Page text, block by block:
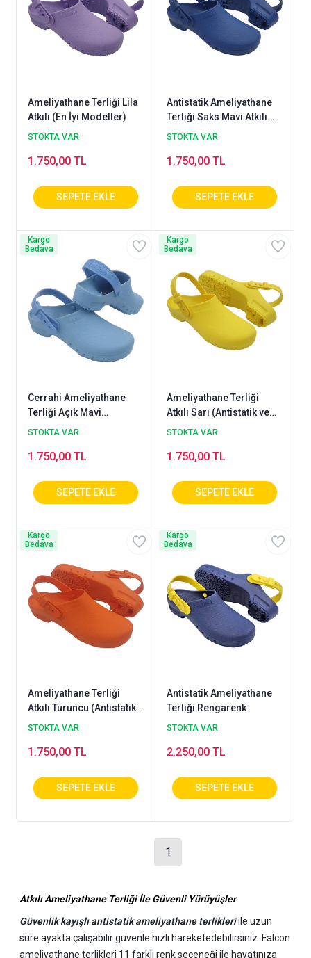
Ameliyathane Terliği Lila
Atkılı (En İyi Modeller)
STOKTA VAR
1.750,00 TL
Antistatik Ameliyathane
Terliği Saks Mavi Atkılı
Model
STOKTA VAR
1.750,00 TL
Cerrahi Ameliyathane
Terliği Açık Mavi
(Yıkanabilir &
STOKTA VAR
1.750,00 TL
Kargo
Bedava
Ameliyathane Terliği
Atkılı Sarı (Antistatik ve
Otoklavlanabilir)
STOKTA VAR
1.750,00 TL
Kargo
Bedava
Ameliyathane Terliği
Atkılı Turuncu (Antistatik
ve Otoklavlanabilir)
STOKTA VAR
1.750,00 TL
Kargo
Bedava
Antistatik Ameliyathane
Terliği Rengarenk
STOKTA VAR
2.250,00 TL
Kargo
Bedava
1
Atkılı Ameliyathane Terliği İle Güvenli Yürüyüşler
Güvenlik kayışlı antistatik ameliyathane terlikleriile uzun
süre ayakta çalışabilir güvenle hızlı hareketedebilirsiniz. Falcon
ameliyathane terlikleri 11 farklı renk seçeneği ile hayatınıza